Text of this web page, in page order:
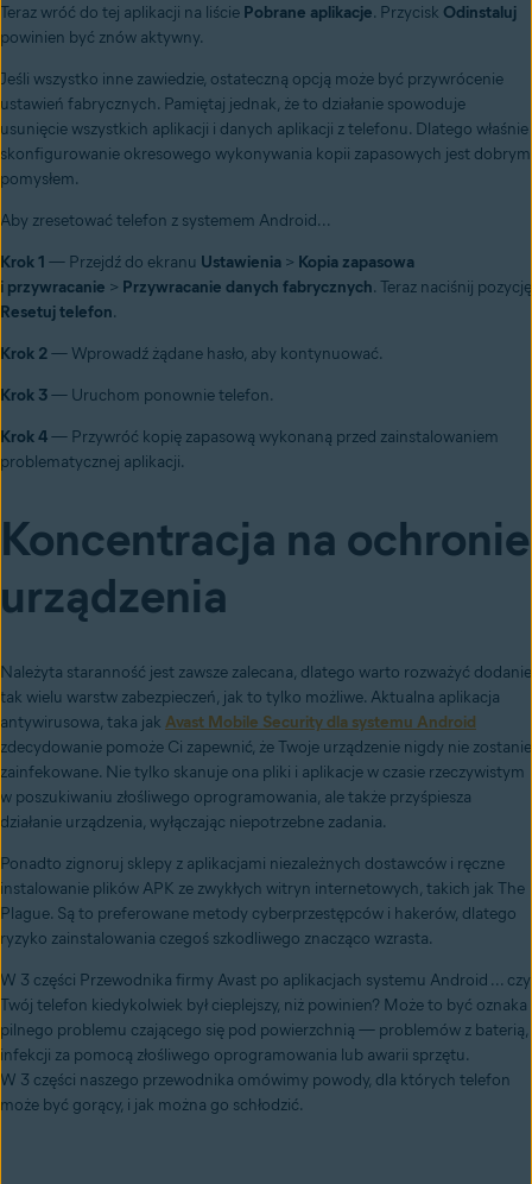
Teraz wróć do tej aplikacji na liście Pobrane aplikacje. Przycisk Odinstaluj
powinien być znów aktywny.
Jeśli wszystko inne zawiedzie, ostateczną opcją może być przywrócenie
ustawień fabrycznych. Pamiętaj jednak, że to działanie spowoduje
usunięcie wszystkich aplikacji i danych aplikacji z telefonu. Dlatego właśnie
skonfigurowanie okresowego wykonywania kopii zapasowych jest dobrym
pomysłem.
Aby zresetować telefon z systemem Android...
Krok 1 — Przejdź do ekranu Ustawienia > Kopia zapasowa
i przywracanie > Przywracanie danych fabrycznych. Teraz naciśnij pozycję
Resetuj telefon.
Krok 2— Wprowadź żądane hasło, aby kontynuować.
Krok 3— Uruchom ponownie telefon.
Krok 4— Przywróć kopię zapasową wykonaną przed zainstalowaniem
problematycznej aplikacji.
Koncentracja na ochronie
urządzenia
Należyta staranność jest zawsze zalecana, dlatego warto rozważyć dodanie
tak wielu warstw zabezpieczeń, jak to tylko możliwe. Aktualna aplikacja
antywirusowa, taka jak Avast Mobile Security dla systemu Android
zdecydowanie pomoże Ci zapewnić, że Twoje urządzenie nigdy nie zostanie
zainfekowane. Nie tylko skanuje ona pliki i aplikacje w czasie rzeczywistym
w poszukiwaniu złośliwego oprogramowania, ale także przyśpiesza
działanie urządzenia, wyłączając niepotrzebne zadania.
Ponadto zignoruj sklepy z aplikacjami niezależnych dostawców i ręczne
instalowanie plików APK ze zwykłych witryn internetowych, takich jak The
Plague. Są to preferowane metody cyberprzestępców i hakerów, dlatego
ryzyko zainstalowania czegoś szkodliwego znacząco wzrasta.
W 3 części Przewodnika firmy Avast po aplikacjach systemu Android ... czy
Twój telefon kiedykolwiek był cieplejszy, niż powinien? Może to być oznaka
pilnego problemu czającego się pod powierzchnią — problemów z baterią,
infekcji za pomocą złośliwego oprogramowania lub awarii sprzętu.
W 3 części naszego przewodnika omówimy powody, dla których telefon
może być gorący, i jak można go schłodzić.